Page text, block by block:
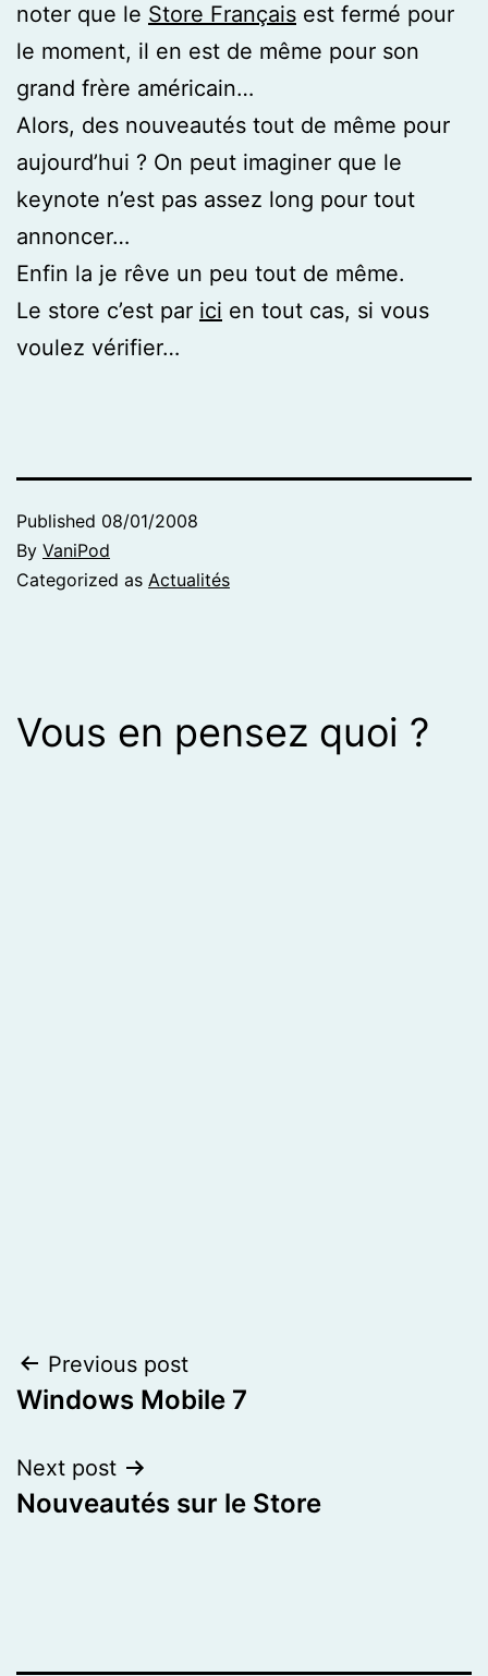
noter que le Store Français est fermé pour
le moment, il en est de même pour son
grand frère américain…
Alors, des nouveautés tout de même pour
aujourd’hui ? On peut imaginer que le
keynote n’est pas assez long pour tout
annoncer…
Enfin la je rêve un peu tout de même.
Le store c’est par ici en tout cas, si vous
voulez vérifier…
Published 08/01/2008
By VaniPod
Categorized as Actualités
Vous en pensez quoi ?
Post
navigation
Previous post
Windows Mobile 7
Next post
Nouveautés sur le Store